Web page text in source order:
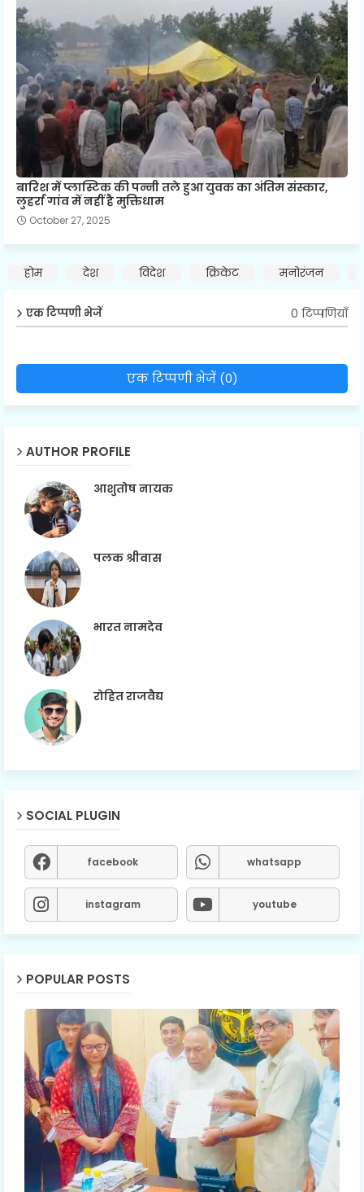
बारिश में प्लास्टिक की पन्नी तले हुआ युवक का अंतिम संस्कार,
लुहर्रा गांव में नहीं है मुक्तिधाम
October 27, 2025
होम देश विदेश क्रिकेट मनोरंजन
एक टिप्पणी भेजें 0 टिप्पणियाँ
एक टिप्पणी भेजें (0)
AUTHOR PROFILE
आशुतोष नायक
पलक श्रीवास
भारत नामदेव
रोहित राजवैद्य
SOCIAL PLUGIN
facebook whatsapp
instagram youtube
POPULAR POSTS